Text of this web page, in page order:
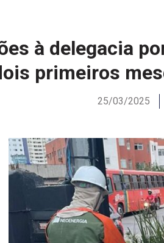
à delegacia
primeiros
25/03/2025